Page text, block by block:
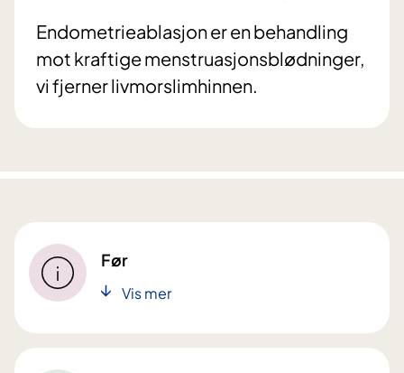
Endometrieablasjon er en behandling
mot kraftige menstruasjonsblødninger,
vi fjerner livmorslimhinnen.
Før
Vis mer